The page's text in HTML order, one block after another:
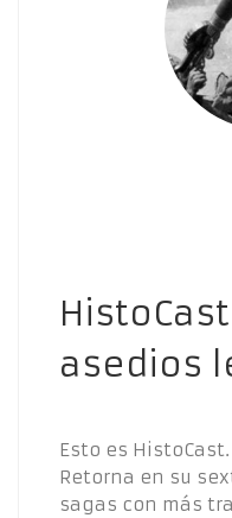
asedios
Esto es
Retorna en su
sagas con más